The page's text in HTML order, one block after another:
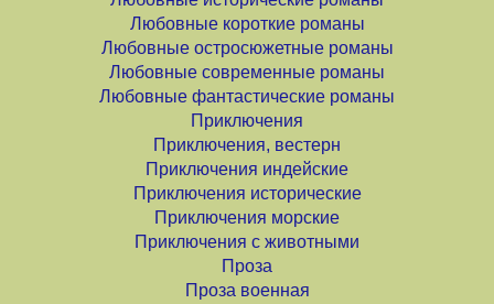
Любовные короткие романы
Любовные остросюжетные романы
Любовные современные романы
Любовные фантастические романы
Приключения
Приключения, вестерн
Приключения индейские
Приключения исторические
Приключения морские
Приключения с животными
Проза
Проза военная